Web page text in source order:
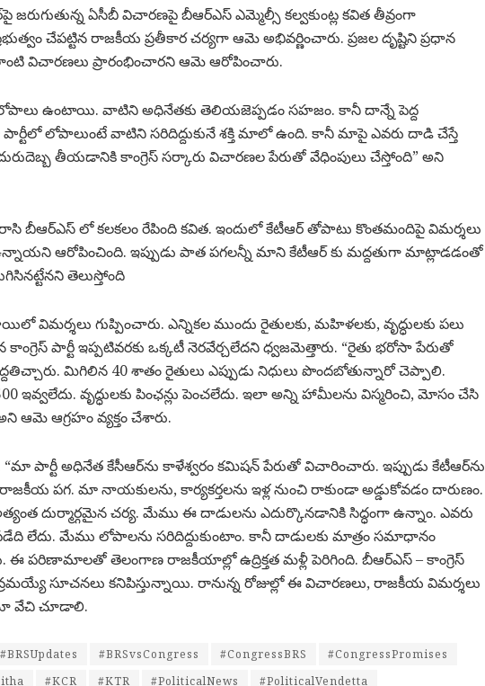
జరుగుతున్న ఏసీబీ విచారణపై బీఆర్‌ఎస్ ఎమ్మెల్సీ కల్వకుంట్ల కవిత తీవ్రంగా
చేపట్టిన రాజకీయ ప్రతీకార చర్యగా ఆమె అభివర్ణించారు. ప్రజల దృష్టిని ప్రధాన
విచారణలు ప్రారంభించారని ఆమె ఆరోపించారు.
లోపాలు ఉంటాయి. వాటిని అధినేతకు తెలియజెప్పడం సహజం. కానీ దాన్నే పెద్ద
లోపాలుంటే వాటిని సరిదిద్దుకునే శక్తి మాలో ఉంది. కానీ మాపై ఎవరు దాడి చేస్తే
తీయడానికి కాంగ్రెస్ సర్కారు విచారణల పేరుతో వేధింపులు చేస్తోంది” అని
రాసి బీఆర్ఎస్ లో కలకలం రేపింది కవిత. ఇందులో కేటీఆర్ తోపాటు కొంతమందిపై విమర్శలు
ఆరోపించింది. ఇప్పుడు పాత పగలన్నీ మాని కేటీఆర్ కు మద్దతుగా మాట్లాడడంతో
తెలుస్తోంది
విమర్శలు గుప్పించారు. ఎన్నికల ముందు రైతులకు, మహిళలకు, వృద్ధులకు పలు
పార్టీ ఇప్పటివరకు ఒక్కటీ నెరవేర్చలేదని ధ్వజమెత్తారు. “రైతు భరోసా పేరుతో
మిగిలిన 40 శాతం రైతులు ఎప్పుడు నిధులు పొందబోతున్నారో చెప్పాలి.
ఇవ్వలేదు. వృద్ధులకు పింఛన్లు పెంచలేదు. ఇలా అన్ని హామీలను విస్మరించి, మోసం చేసి
ఆమె ఆగ్రహం వ్యక్తం చేశారు.
“మా పార్టీ అధినేత కేసీఆర్‌ను కాళేశ్వరం కమిషన్ పేరుతో విచారించారు. ఇప్పుడు కేటీఆర్‌ను
పగ. మా నాయకులను, కార్యకర్తలను ఇళ్ల నుంచి రాకుండా అడ్డుకోవడం దారుణం.
దుర్మార్గమైన చర్య. మేము ఈ దాడులను ఎదుర్కొనడానికి సిద్ధంగా ఉన్నాం. ఎవరు
లేదు. మేము లోపాలను సరిదిద్దుకుంటాం. కానీ దాడులకు మాత్రం సమాధానం
ఈ పరిణామాలతో తెలంగాణ రాజకీయాల్లో ఉద్రిక్తత మళ్లీ పెరిగింది. బీఆర్‌ఎస్ – కాంగ్రెస్
సూచనలు కనిపిస్తున్నాయి. రానున్న రోజుల్లో ఈ విచారణలు, రాజకీయ విమర్శలు
వేచి చూడాలి.
#BRSUpdates #BRSvsCongress #CongressBRS
#CongressPromises
#KCR #KTR #PoliticalNews
#PoliticalVendetta